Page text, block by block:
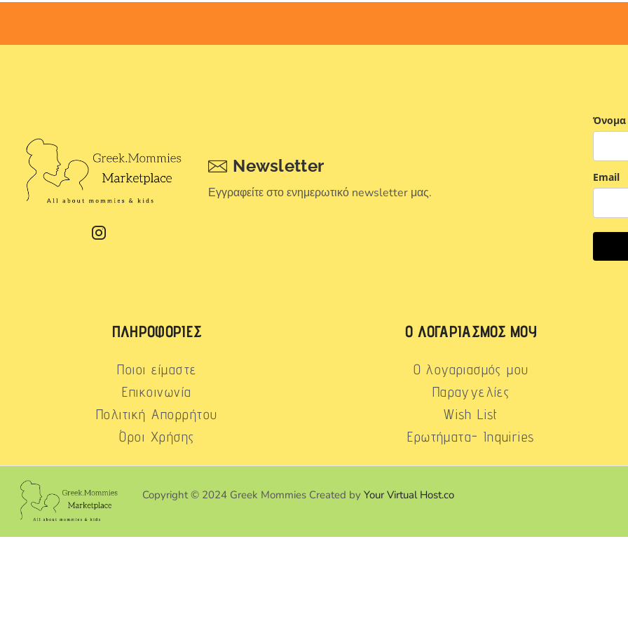
Newsletter
Εγγραφείτε στο ενημερωτικό newsletter μας.
Όνομα
Email
ΠΛΗΡΟΦΟΡΊΕΣ
Ποιοι είμαστε
Επικοινωνία
Πολιτική Απορρήτου
Όροι Χρήσης
Ο ΛΟΓΑΡΙΑΣΜΌΣ ΜΟΥ
Ο λογαριασμός μου
Παραγγελίες
Wish List
Ερωτήματα- Inquiries
Copyright © 2024 Greek Mommies Created byYour Virtual Host.co